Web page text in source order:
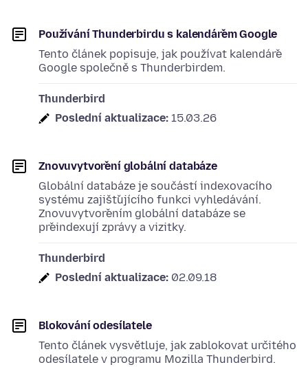
Používání Thunderbirdu s kalendářem Google
Tento článek popisuje, jak používat kalendáře
Google společně s Thunderbirdem.
Thunderbird
Poslední aktualizace: 15.03.26
Znovuvytvoření globální databáze
Globální databáze je součástí indexovacího
systému zajišťujícího funkci vyhledávání.
Znovuvytvořením globální databáze se
přeindexují zprávy a vizitky.
Thunderbird
Poslední aktualizace: 02.09.18
Blokování odesílatele
Tento článek vysvětluje, jak zablokovat určitého
odesílatele v programu Mozilla Thunderbird.